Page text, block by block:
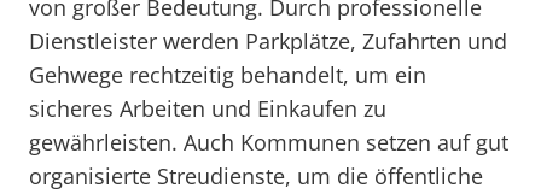
von großer Bedeutung. Durch professionelle
Dienstleister werden Parkplätze, Zufahrten und
Gehwege rechtzeitig behandelt, um ein
sicheres Arbeiten und Einkaufen zu
gewährleisten. Auch Kommunen setzen auf gut
organisierte Streudienste, um die öffentliche